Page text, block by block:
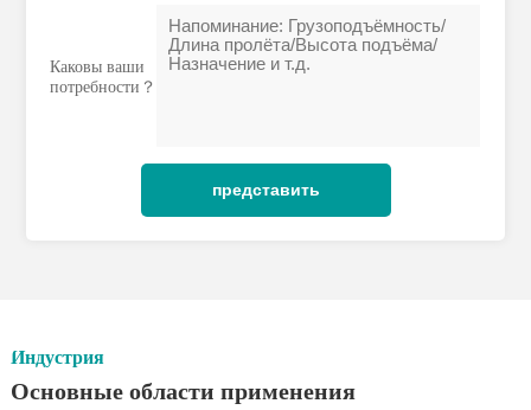
Каковы ваши
потребности？
Индустрия
Основные области применения